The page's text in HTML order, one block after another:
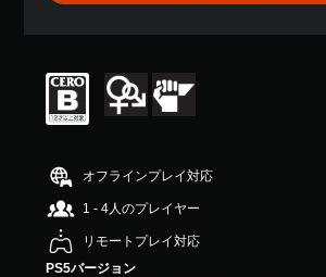
均
5
段
階
の
5
で
オフラインプレイ対応
1 - 4人のプレイヤー
リモートプレイ対応
PS5バージョン